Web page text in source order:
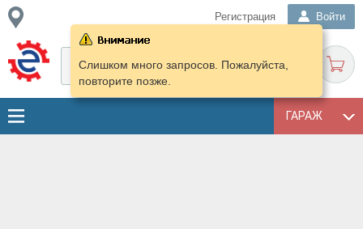
Регистрация Войти
ГАРАЖ
Слишком много запросов. Пожалуйста,
повторите позже.